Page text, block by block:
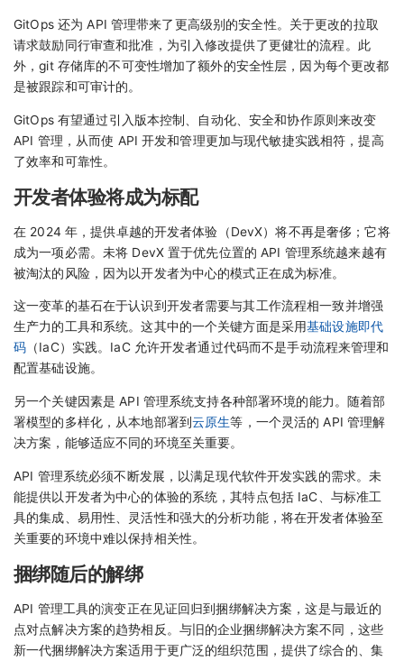
GitOps 还为 API 管理带来了更高级别的安全性。关于更改的拉取
请求鼓励同行审查和批准，为引入修改提供了更健壮的流程。此
外，git 存储库的不可变性增加了额外的安全性层，因为每个更改都
是被跟踪和可审计的。
GitOps 有望通过引入版本控制、自动化、安全和协作原则来改变
API 管理，从而使 API 开发和管理更加与现代敏捷实践相符，提高
了效率和可靠性。
开发者体验将成为标配
在 2024 年，提供卓越的开发者体验（DevX）将不再是奢侈；它将
成为一项必需。未将 DevX 置于优先位置的 API 管理系统越来越有
被淘汰的风险，因为以开发者为中心的模式正在成为标准。
这一变革的基石在于认识到开发者需要与其工作流程相一致并增强
生产力的工具和系统。这其中的一个关键方面是采用基础设施即代
码 （IaC）实践。IaC 允许开发者通过代码而不是手动流程来管理和
配置基础设施。
另一个关键因素是 API 管理系统支持各种部署环境的能力。随着部
署模型的多样化，从本地部署到云原生等，一个灵活的 API 管理解
决方案，能够适应不同的环境至关重要。
API 管理系统必须不断发展，以满足现代软件开发实践的需求。未
能提供以开发者为中心的体验的系统，其特点包括 IaC、与标准工
具的集成、易用性、灵活性和强大的分析功能，将在开发者体验至
关重要的环境中难以保持相关性。
捆绑随后的解绑
API 管理工具的演变正在见证回归到捆绑解决方案，这是与最近的
点对点解决方案的趋势相反。与旧的企业捆绑解决方案不同，这些
新一代捆绑解决方案适用于更广泛的组织范围，提供了综合的、集